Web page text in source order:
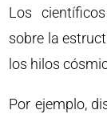
Los
sobre la
los hilos
Por ejemplo,